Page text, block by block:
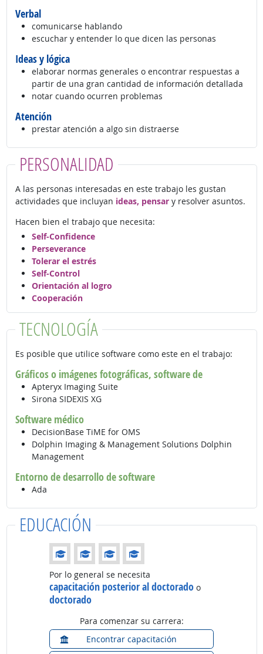
Verbal
comunicarse hablando
escuchar y entender lo que dicen las personas
Ideas y lógica
elaborar normas generales o encontrar respuestas a
partir de una gran cantidad de información detallada
notar cuando ocurren problemas
Atención
prestar atención a algo sin distraerse
PERSONALIDAD
A las personas interesadas en este trabajo les gustan
actividades que incluyan ideas, pensary resolver asuntos.
Hacen bien el trabajo que necesita:
Self-Confidence
Perseverance
Tolerar el estrés
Self-Control
Orientación al logro
Cooperación
TECNOLOGÍA
Es posible que utilice software como este en el trabajo:
Gráficos o imágenes fotográficas, software de
Apteryx Imaging Suite
Sirona SIDEXIS XG
Software médico
DecisionBase TiME for OMS
Dolphin Imaging & Management Solutions Dolphin
Management
Entorno de desarrollo de software
Ada
EDUCACIÓN
Educación: (Calificación 4 de 4)
Por lo general se necesita
capacitación posterior al doctorado o
doctorado
Para comenzar su carrera:
Encontrar capacitación